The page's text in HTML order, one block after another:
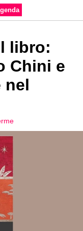
libro:
Chini e
nel